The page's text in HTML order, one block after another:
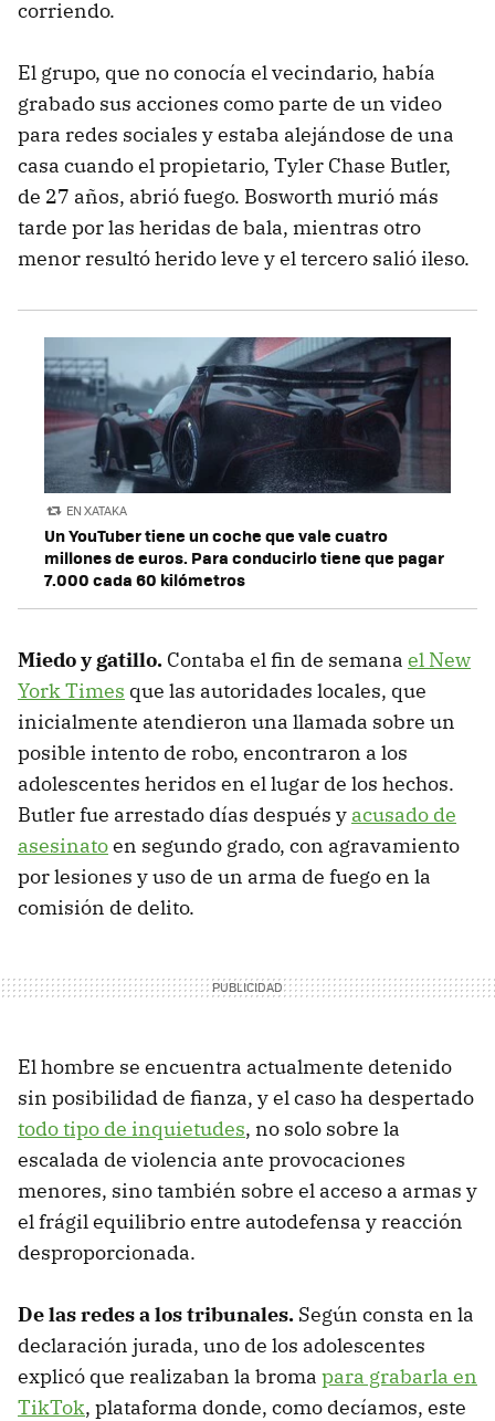
corriendo.
El grupo, que no conocía el vecindario, había
grabado sus acciones como parte de un video
para redes sociales y estaba alejándose de una
casa cuando el propietario, Tyler Chase Butler,
de 27 años, abrió fuego. Bosworth murió más
tarde por las heridas de bala, mientras otro
menor resultó herido leve y el tercero salió ileso.
EN XATAKA
Un YouTuber tiene un coche que vale cuatro
millones de euros. Para conducirlo tiene que pagar
7.000 cada 60 kilómetros
Miedo y gatillo. Contaba el fin de semana el New
York Times que las autoridades locales, que
inicialmente atendieron una llamada sobre un
posible intento de robo, encontraron a los
adolescentes heridos en el lugar de los hechos.
Butler fue arrestado días después y acusado de
asesinatoen segundo grado, con agravamiento
por lesiones y uso de un arma de fuego en la
comisión de delito.
El hombre se encuentra actualmente detenido
sin posibilidad de fianza, y el caso ha despertado
todo tipo de inquietudes, no solo sobre la
escalada de violencia ante provocaciones
menores, sino también sobre el acceso a armas y
el frágil equilibrio entre autodefensa y reacción
desproporcionada.
De las redes a los tribunales. Según consta en la
declaración jurada, uno de los adolescentes
explicó que realizaban la broma para grabarla en
TikTok, plataforma donde, como decíamos, este